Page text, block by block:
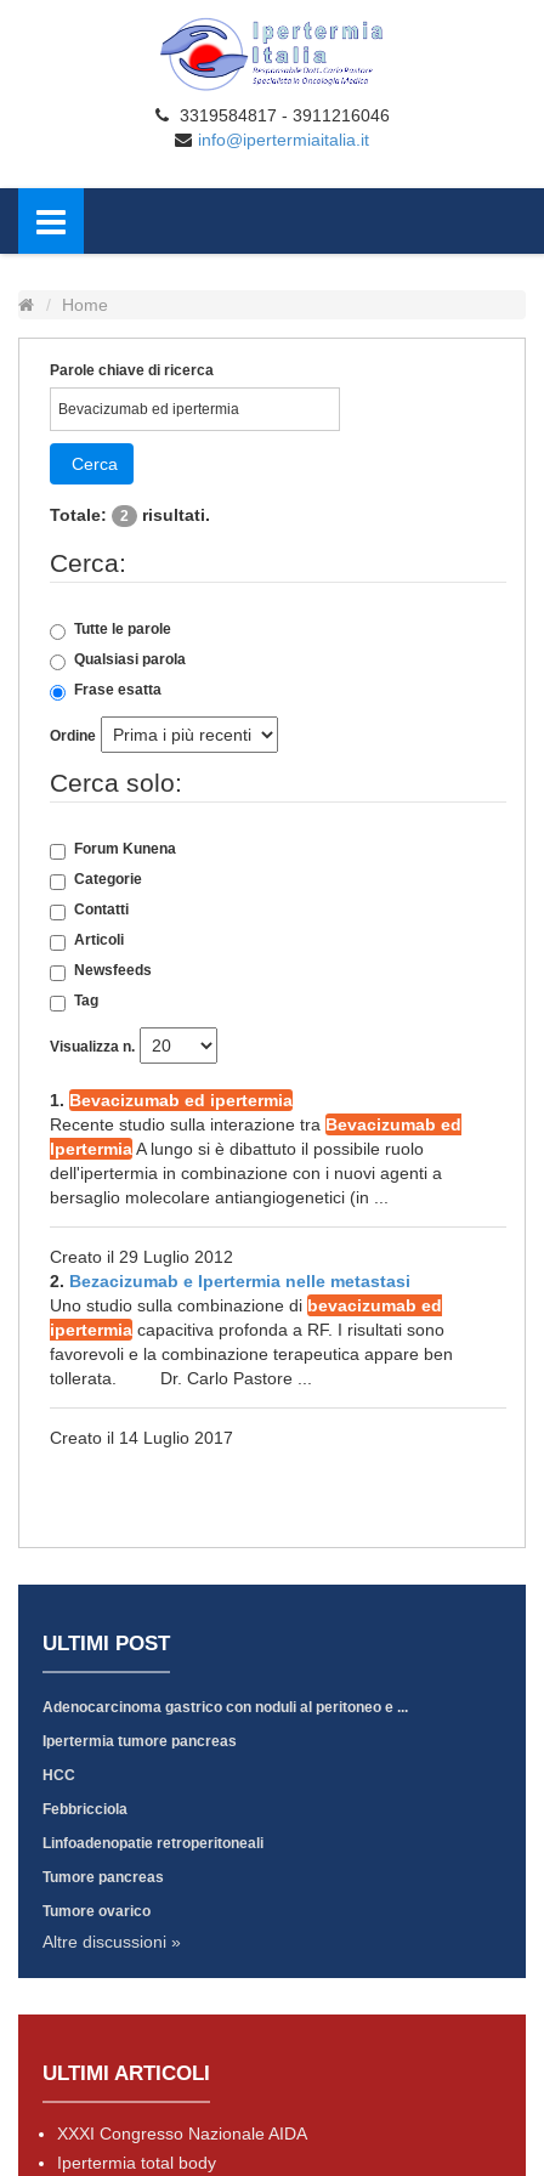
3319584817 - 3911216046
info@ipertermiaitalia.it
Home
Parole chiave di ricerca
Cerca
Totale: 2 risultati.
Cerca:
Tutte le parole
Qualsiasi parola
Frase esatta
Ordine
Cerca solo:
Forum Kunena
Categorie
Contatti
Articoli
Newsfeeds
Tag
Visualizza n.
1. Bevacizumab ed ipertermia
Recente studio sulla interazione tra Bevacizumab ed
IpertermiaA lungo si è dibattuto il possibile ruolo
dell'ipertermia in combinazione con i nuovi agenti a
bersaglio molecolare antiangiogenetici (in ...
Creato il 29 Luglio 2012
2. Bezacizumab e Ipertermia nelle metastasi
Uno studio sulla combinazione di bevacizumab ed
ipertermia capacitiva profonda a RF. I risultati sono
favorevoli e la combinazione terapeutica appare ben
tollerata. Dr. Carlo Pastore ...
Creato il 14 Luglio 2017
ULTIMI POST
Adenocarcinoma gastrico con noduli al peritoneo e ...
Ipertermia tumore pancreas
HCC
Febbricciola
Linfoadenopatie retroperitoneali
Tumore pancreas
Tumore ovarico
Altre discussioni »
ULTIMI ARTICOLI
XXXI Congresso Nazionale AIDA
Ipertermia total body